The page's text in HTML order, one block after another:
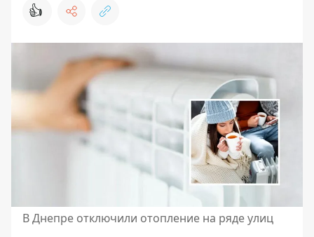
👍
В Днепре отключили отопление на ряде улиц